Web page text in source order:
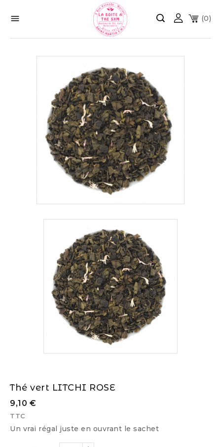
 (0)
Thé vert LITCHI ROSE
9,10 €
TTC
Un vrai régal juste en ouvrant le sachet